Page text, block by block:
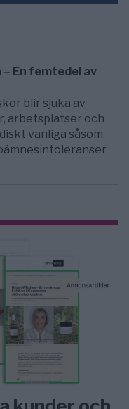
En femtedel av
blir sjuka av
arbetsplatser och
vanliga såsom: